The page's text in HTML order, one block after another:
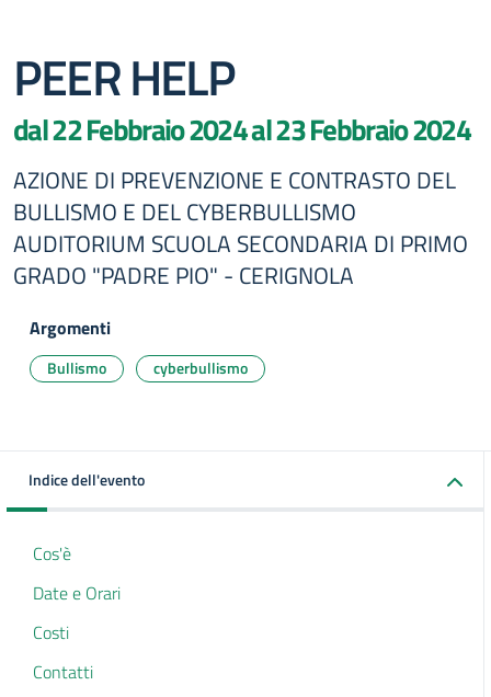
PEER HELP
dal 22 Febbraio 2024 al 23 Febbraio 2024
AZIONE DI PREVENZIONE E CONTRASTO DEL
BULLISMO E DEL CYBERBULLISMO
AUDITORIUM SCUOLA SECONDARIA DI PRIMO
GRADO "PADRE PIO" - CERIGNOLA
Argomenti
Bullismo cyberbullismo
Indice dell'evento
Cos'è
Date e Orari
Costi
Contatti